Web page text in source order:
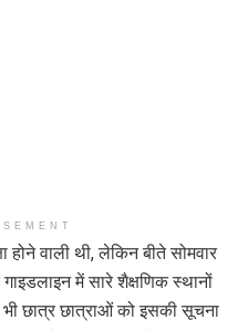
होने वाली थी, लेकिन बीते सोमवार
में सारे शैक्षणिक स्थानों
छात्र छात्राओं को इसकी सूचना